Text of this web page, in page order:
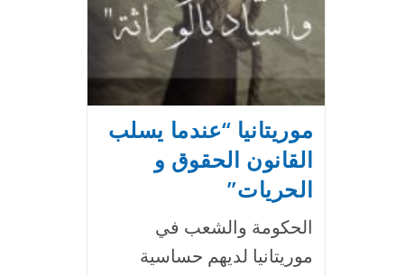
موريتانيا “عندما يسلب
القانون الحقوق و
الحريات”
الحكومة والشعب في
موريتانيا لديهم حساسية